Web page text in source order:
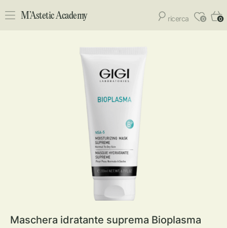
M’Astetic Academy ricerca 0
0
Maschera idratante suprema Bioplasma